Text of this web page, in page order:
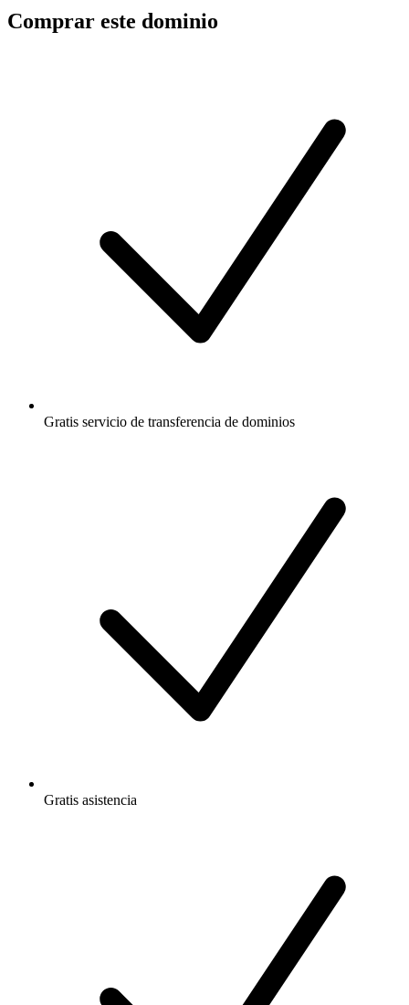
Comprar este dominio
Gratis servicio de transferencia de dominios
Gratis asistencia